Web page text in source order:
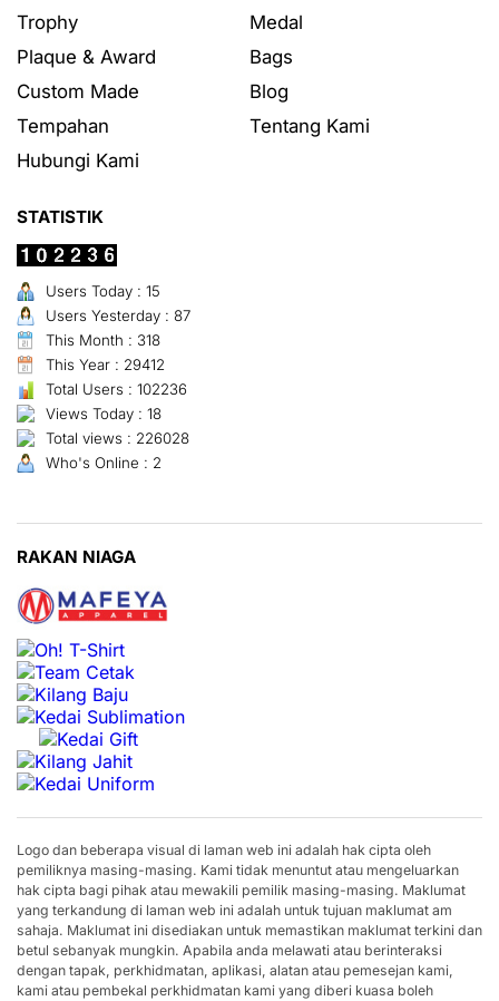
Trophy
Medal
Plaque & Award
Bags
Custom Made
Blog
Tempahan
Tentang Kami
Hubungi Kami
STATISTIK
Users Today : 15
Users Yesterday : 87
This Month : 318
This Year : 29412
Total Users : 102236
Views Today : 18
Total views : 226028
Who's Online : 2
RAKAN NIAGA
Logo dan beberapa visual di laman web ini adalah hak cipta oleh
pemiliknya masing-masing. Kami tidak menuntut atau mengeluarkan
hak cipta bagi pihak atau mewakili pemilik masing-masing. Maklumat
yang terkandung di laman web ini adalah untuk tujuan maklumat am
sahaja. Maklumat ini disediakan untuk memastikan maklumat terkini dan
betul sebanyak mungkin. Apabila anda melawati atau berinteraksi
dengan tapak, perkhidmatan, aplikasi, alatan atau pemesejan kami,
kami atau pembekal perkhidmatan kami yang diberi kuasa boleh